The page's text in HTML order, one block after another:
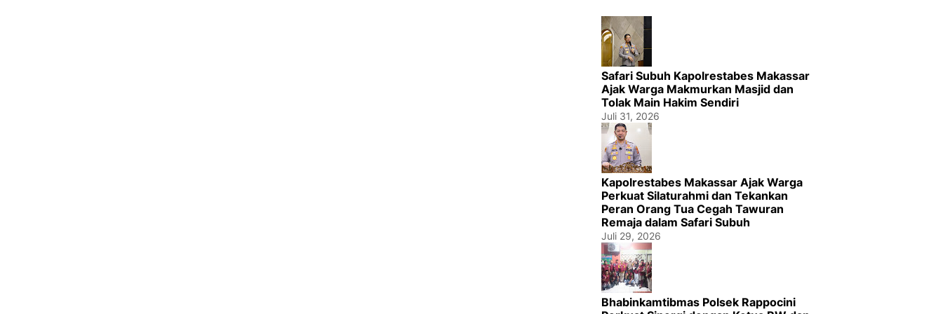
Safari Subuh Kapolrestabes Makassar
Ajak Warga Makmurkan Masjid dan
Tolak Main Hakim Sendiri
Juli 31, 2026
Kapolrestabes Makassar Ajak Warga
Perkuat Silaturahmi dan Tekankan
Peran Orang Tua Cegah Tawuran
Remaja dalam Safari Subuh
Juli 29, 2026
Bhabinkamtibmas Polsek Rappocini